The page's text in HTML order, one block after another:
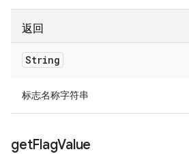
返回
String
标志名称字符串
getFlagValue